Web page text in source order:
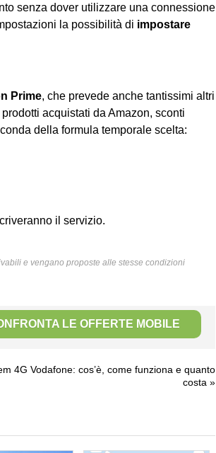
senza dover utilizzare una connessione
la possibilità di impostare
Prime, che prevede anche tantissimi altri
acquistati da Amazon, sconti
della formula temporale scelta:
il servizio.
e vengano proposte alle stesse condizioni
LE OFFERTE MOBILE
4G Vodafone: cos’è, come funziona e quanto
costa »